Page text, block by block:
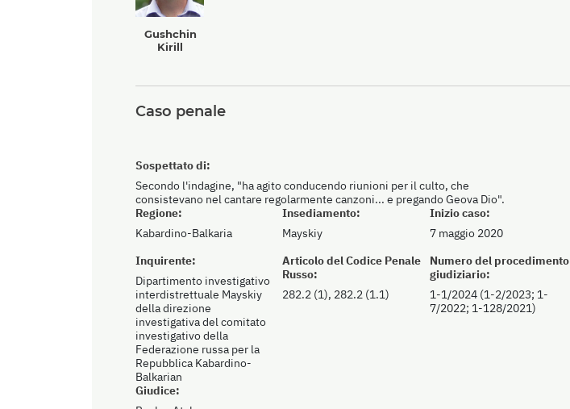
Gushchin
Kirill
Caso penale
Regione:
Kabardino-Balkaria
Insediamento:
Mayskiy
Sospettato di:
Secondo l'indagine, "ha agito conducendo riunioni per il culto, che
consistevano nel cantare regolarmente canzoni... e pregando Geova Dio".
Inizio caso:
7 maggio 2020
Inquirente:
Dipartimento investigativo
interdistrettuale Mayskiy
della direzione
investigativa del comitato
investigativo della
Federazione russa per la
Repubblica Kabardino-
Balkarian
Articolo del Codice Penale
Russo:
282.2 (1), 282.2 (1.1)
Numero del procedimento
giudiziario:
1-1/2024 (1-2/2023; 1-
7/2022; 1-128/2021)
Giudice: